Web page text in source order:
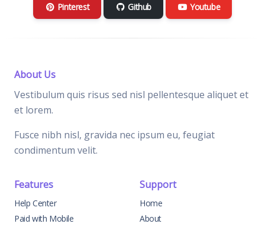
Pinterest Github Youtube
About Us
Vestibulum quis risus sed nisl pellentesque aliquet et
et lorem.
Fusce nibh nisl, gravida nec ipsum eu, feugiat
condimentum velit.
Features
Help Center
Paid with Mobile
Support
Home
About